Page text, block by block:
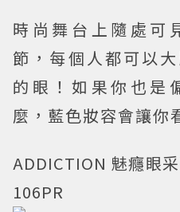
時尚舞台上隨處可
節，每個人都可以
的眼！如果你也是
麼，藍色妝容會讓你
ADDICTION 魅癮眼
106PR